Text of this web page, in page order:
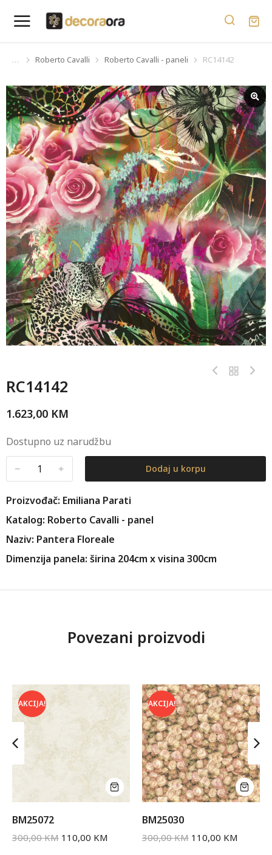
You are here:
Roberto Cavalli Roberto Cavalli - paneli RC14142
RC14142
1.623,00 KM
Dostupno uz narudžbu
﹣ ﹢ Dodaj u korpu
Proizvođač: Emiliana Parati
Katalog: Roberto Cavalli - panel
Naziv: Pantera Floreale
Dimenzija panela: širina 204cm x visina 300cm
Povezani proizvodi
AKCIJA!
BM25072
300,00KM 110,00 KM
AKCIJA!
BM25030
300,00KM 110,00 KM